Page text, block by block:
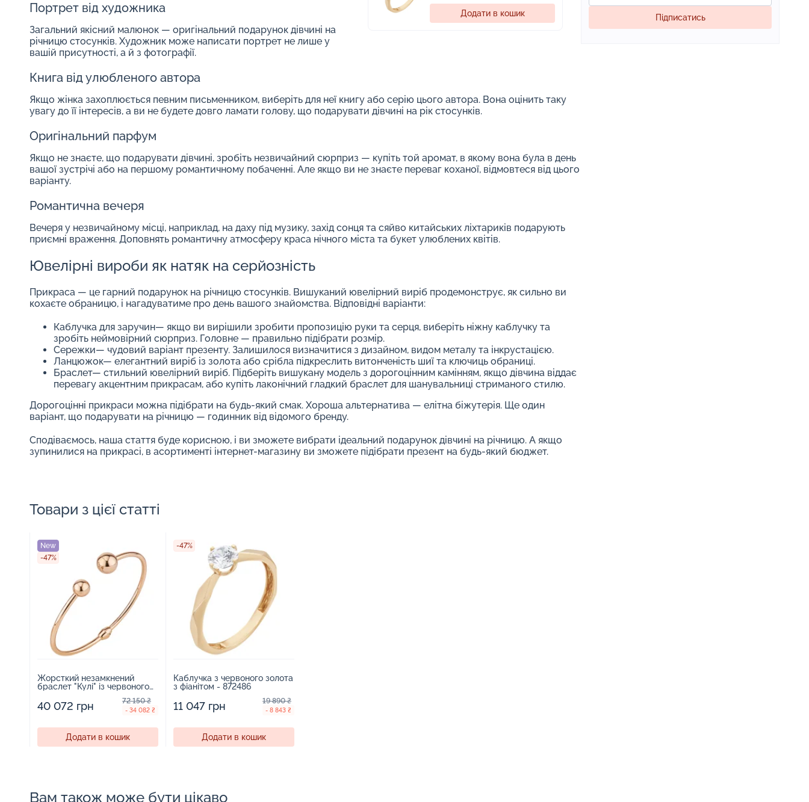
Додати в кошик
Портрет від художника
Загальний якісний малюнок — оригінальний подарунок дівчині на
річницю стосунків. Художник може написати портрет не лише у
вашій присутності, а й з фотографії.
Книга від улюбленого автора
Якщо жінка захоплюється певним письменником, виберіть для неї книгу або серію цього автора. Вона оцінить таку
увагу до її інтересів, а ви не будете довго ламати голову, що подарувати дівчині на рік стосунків.
Оригінальний парфум
Якщо не знаєте, що подарувати дівчині, зробіть незвичайний сюрприз — купіть той аромат, в якому вона була в день
вашої зустрічі або на першому романтичному побаченні. Але якщо ви не знаєте переваг коханої, відмовтеся від цього
варіанту.
Романтична вечеря
Вечеря у незвичайному місці, наприклад, на даху під музику, захід сонця та сяйво китайських ліхтариків подарують
приємні враження. Доповнять романтичну атмосферу краса нічного міста та букет улюблених квітів.
Ювелірні вироби як натяк на серйозність
Прикраса — це гарний подарунок на річницю стосунків. Вишуканий ювелірний виріб продемонструє, як сильно ви
кохаєте обраницю, і нагадуватиме про день вашого знайомства. Відповідні варіанти:
Каблучка для заручин— якщо ви вирішили зробити пропозицію руки та серця, виберіть ніжну каблучку та
зробіть неймовірний сюрприз. Головне — правильно підібрати розмір.
Сережки— чудовий варіант презенту. Залишилося визначитися з дизайном, видом металу та інкрустацією.
Ланцюжок— елегантний виріб із золота або срібла підкреслить витонченість шиї та ключиць обраниці.
Браслет— стильний ювелірний виріб. Підберіть вишукану модель з дорогоцінним камінням, якщо дівчина віддає
перевагу акцентним прикрасам, або купіть лаконічний гладкий браслет для шанувальниці стриманого стилю.
Дорогоцінні прикраси можна підібрати на будь-який смак. Хороша альтернатива — елітна біжутерія. Ще один
варіант, що подарувати на річницю — годинник від відомого бренду.
Сподіваємось, наша стаття буде корисною, і ви зможете вибрати ідеальний подарунок дівчині на річницю. А якщо
зупинилися на прикрасі, в асортименті інтернет-магазину ви зможете підібрати презент на будь-який бюджет.
Товари з цієї статті
New
-47%
Жорсткий незамкнений
браслет "Кулі" із червоного
40 072 грн 72 150 ₴
- 34 082 ₴
Додати в кошик
-47%
Каблучка з червоного золота
з фіанітом - 872486
11 047 грн 19 890 ₴
- 8 843 ₴
Додати в кошик
Вам також може бути цікаво
Підписатись